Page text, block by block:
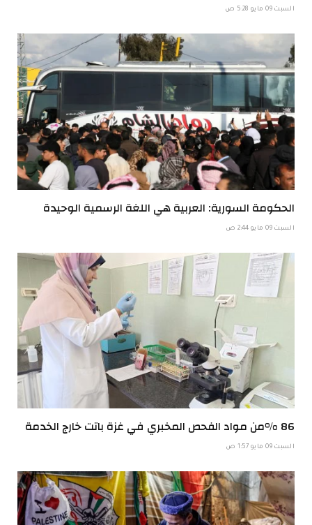
السبت 09 مايو 5:28 ص
الحكومة السورية: العربية هي اللغة الرسمية الوحيدة
السبت 09 مايو 2:44 ص
86 %من مواد الفحص المخبري في غزة باتت خارج الخدمة
السبت 09 مايو 1:57 ص